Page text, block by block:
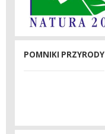
POMNIKI PRZYRODY